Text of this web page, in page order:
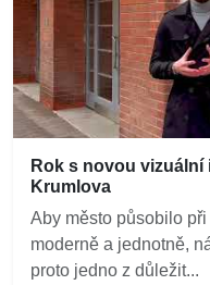
Rok s novou
Krumlova
Aby město působilo
moderně a jednotně,
proto jedno z důležit...